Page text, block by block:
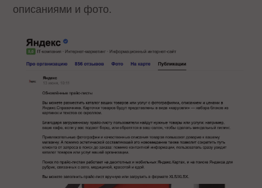
описаниями и фото.